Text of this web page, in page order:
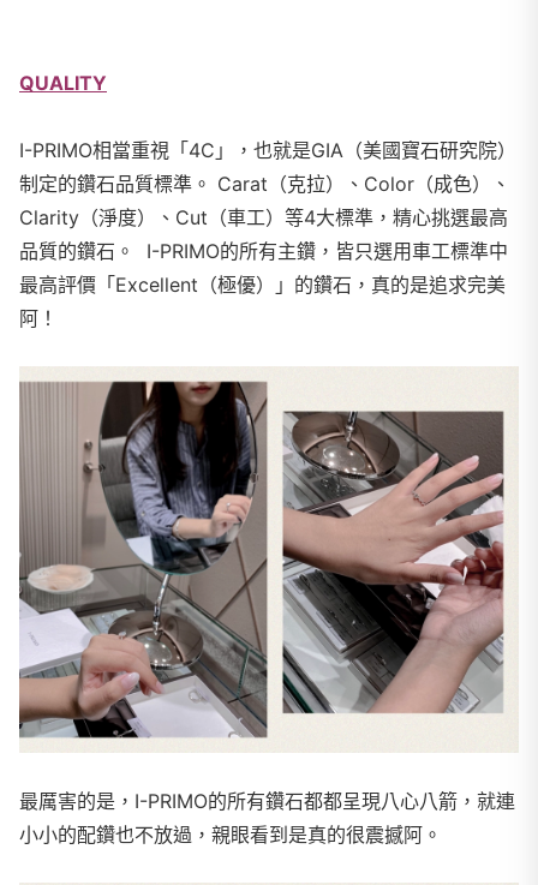
QUALITY
I-PRIMO相當重視「4C」，也就是GIA（美國寶石研究院）
制定的鑽石品質標準。 Carat（克拉）、Color（成色）、
Clarity（淨度）、Cut（車工）等4大標準，精心挑選最高
品質的鑽石。 I-PRIMO的所有主鑽，皆只選用車工標準中
最高評價「Excellent（極優）」的鑽石，真的是追求完美
阿！
最厲害的是，I-PRIMO的所有鑽石都都呈現八心八箭，就連
小小的配鑽也不放過，親眼看到是真的很震撼阿。